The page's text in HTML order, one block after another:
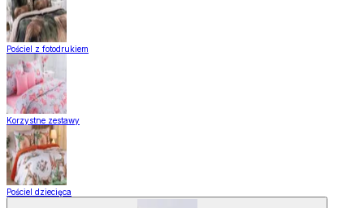
Pościel z fotodrukiem
Korzystne zestawy
Pościel dziecięca